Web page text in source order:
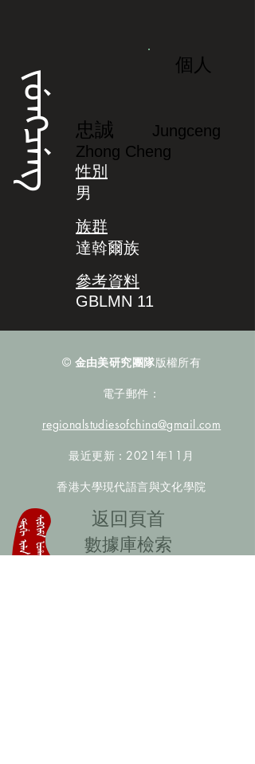
ᠵᡠᠩᠴᡝᠩ
個人
忠誠
Jungceng
Zhong Cheng
性別
男
族群
達斡爾族
參考資料
GBLMN 11
© 金由美研究團隊版權所有
電子郵件：
regionalstudiesofchina@gmail.com
最近更新：2021年11月
香港大學現代語言與文化學院
​返回頁首
數據庫檢索